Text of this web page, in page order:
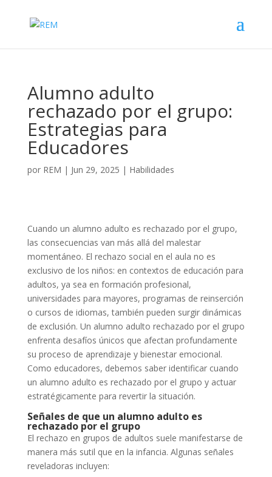
Alumno adulto
rechazado por el grupo:
Estrategias para
Educadores
por REM | Jun 29, 2025 | Habilidades
Cuando un alumno adulto es rechazado por el grupo,
las consecuencias van más allá del malestar
momentáneo. El rechazo social en el aula no es
exclusivo de los niños: en contextos de educación para
adultos, ya sea en formación profesional,
universidades para mayores, programas de reinserción
o cursos de idiomas, también pueden surgir dinámicas
de exclusión. Un alumno adulto rechazado por el grupo
enfrenta desafíos únicos que afectan profundamente
su proceso de aprendizaje y bienestar emocional.
Como educadores, debemos saber identificar cuando
un alumno adulto es rechazado por el grupo y actuar
estratégicamente para revertir la situación.
Señales de que un alumno adulto es
rechazado por el grupo
El rechazo en grupos de adultos suele manifestarse de
manera más sutil que en la infancia. Algunas señales
reveladoras incluyen: